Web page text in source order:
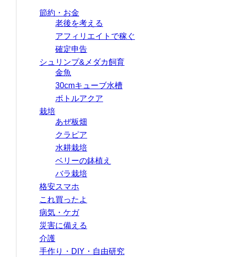
節約・お金
老後を考える
アフィリエイトで稼ぐ
確定申告
シュリンプ&メダカ飼育
金魚
30cmキューブ水槽
ボトルアクア
栽培
あぜ板畑
クラピア
水耕栽培
ベリーの鉢植え
バラ栽培
格安スマホ
これ買ったよ
病気・ケガ
災害に備える
介護
手作り・DIY・自由研究